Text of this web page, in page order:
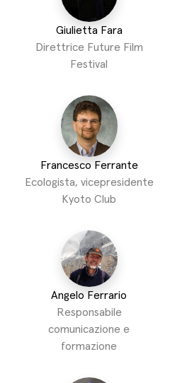
Giulietta Fara
Direttrice Future Film
Festival
Francesco Ferrante
Ecologista, vicepresidente
Kyoto Club
Angelo Ferrario
Responsabile
comunicazione e
formazione